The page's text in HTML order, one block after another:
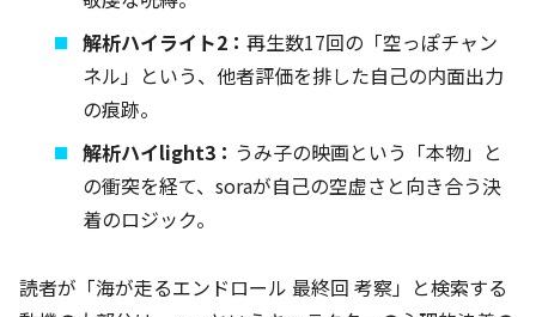
解析ハイライト2：再生数17回の「空っぽチャン
ネル」という、他者評価を排した自己の内面出力
の痕跡。
解析ハイlight3： うみ子の映画という「本物」と
の衝突を経て、soraが自己の空虚さと向き合う決
着のロジック。
読者が「海が走るエンドロール 最終回 考察」と検索する